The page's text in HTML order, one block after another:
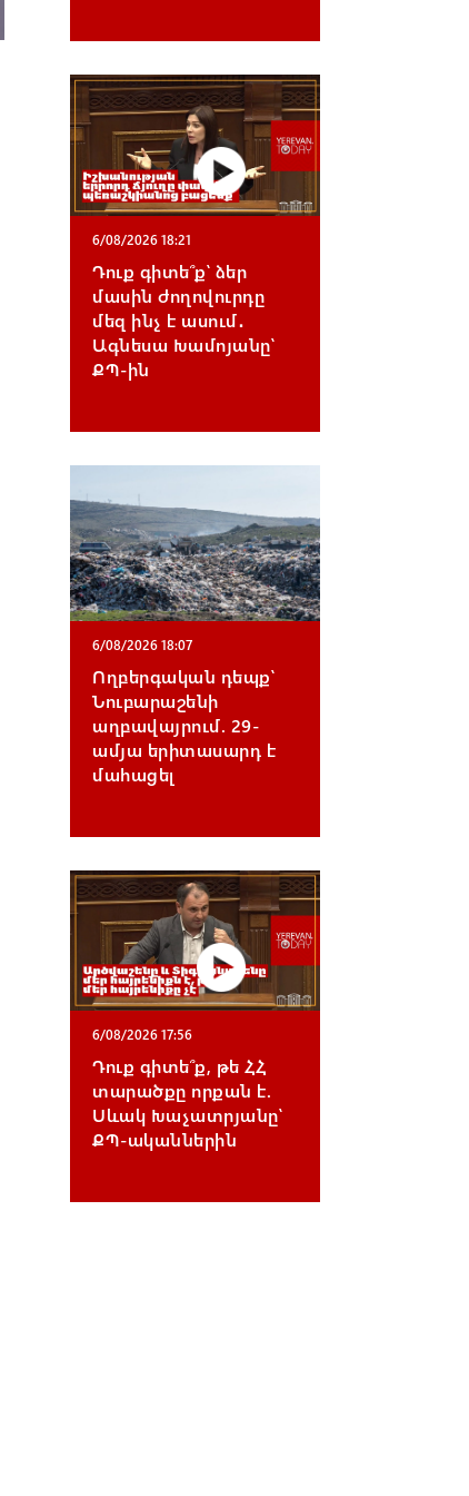
6/08/2026 18:21
Դուք գիտե՞ք՝ ձեր
մասին ժողովուրդը
մեզ ինչ է ասում․
Ագնեսա Խամոյանը՝
ՔՊ-ին
6/08/2026 18:07
Ողբերգական դեպք՝
Նուբարաշենի
աղբավայրում. 29-
ամյա երիտասարդ է
մահացել
6/08/2026 17:56
Դուք գիտե՞ք, թե ՀՀ
տարածքը որքան է.
Սևակ Խաչատրյանը՝
ՔՊ-ականներին